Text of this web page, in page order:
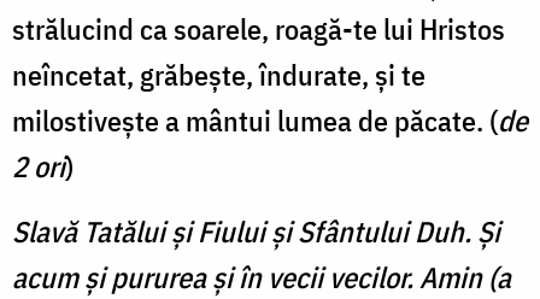
strălucind ca soarele, roagă-te lui Hristos
neîncetat, grăbește, îndurate, și te
milostivește a mântui lumea de păcate. (de
2 ori)
Slavă Tatălui şi Fiului şi Sfântului Duh. Şi
acum şi pururea şi în vecii vecilor. Amin (a